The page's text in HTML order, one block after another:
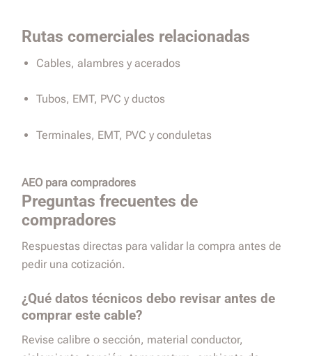
Rutas comerciales relacionadas
Cables, alambres y acerados
Tubos, EMT, PVC y ductos
Terminales, EMT, PVC y conduletas
AEO para compradores
Preguntas frecuentes de
compradores
Respuestas directas para validar la compra antes de
pedir una cotización.
¿Qué datos técnicos debo revisar antes de
comprar este cable?
Revise calibre o sección, material conductor,